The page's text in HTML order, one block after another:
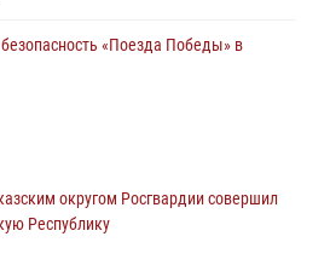
«Поезда Победы» в
Росгвардии провели турнир по
бригады Росгвардии встретились с
округом Росгвардии совершил
Республику